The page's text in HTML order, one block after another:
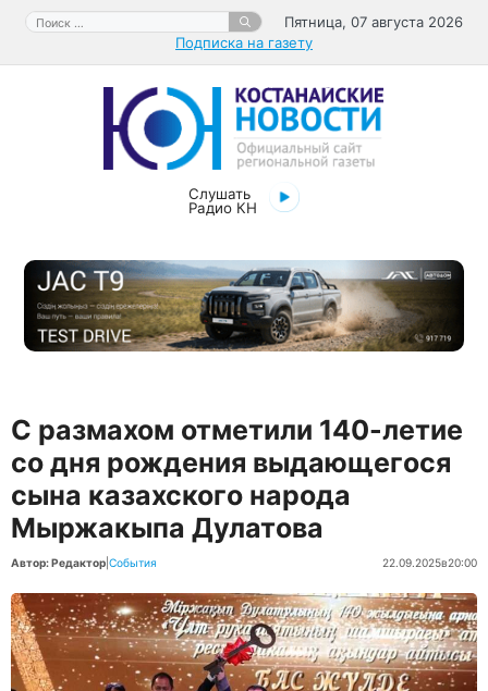
Перейти
содержимому
Поиск:
Пятница, 07 августа 2026
Подписка на газету
Слушать
Радио КН
C размахом отметили 140-летие
со дня рождения выдающегося
сына казахского народа
Мыржакыпа Дулатова
Автор: Редактор События 22.09.2025в20:00